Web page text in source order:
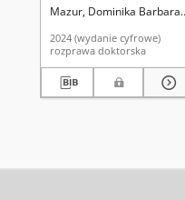
Lublina
Mazur, Dominika Barbara
2024 (wydanie cyfrowe)
rozprawa doktorska